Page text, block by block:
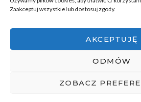
Zaakceptuj wszystkie lub dostosuj zgody.
AKCEPTUJĘ
ODMÓW
ZOBACZ
© 2026
Projekt realizowany